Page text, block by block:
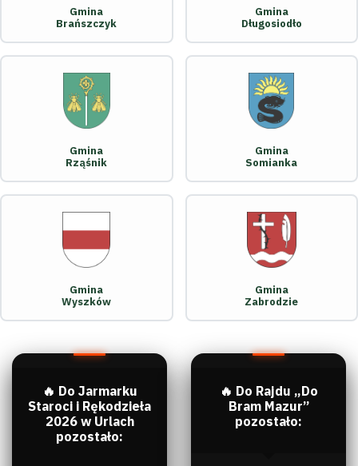
Gmina
Brańszczyk
Gmina
Długosiodło
Gmina
Rząśnik
Gmina
Somianka
Gmina
Wyszków
Gmina
Zabrodzie
🔥 Do Jarmarku
Staroci i Rękodzieła
2026 w Urlach
pozostało:
🔥 Do Rajdu „Do
Bram Mazur”
pozostało: